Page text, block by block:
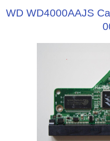
WD WD4000AAJS